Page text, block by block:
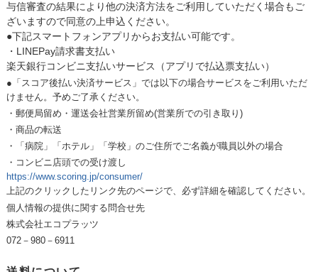
与信審査の結果により他の決済方法をご利用していただく場合もご
ざいますので同意の上申込ください。
●下記スマートフォンアプリからお支払い可能です。
・LINEPay請求書支払い
楽天銀行コンビニ支払いサービス（アプリで払込票支払い）
●「スコア後払い決済サービス」では以下の場合サービスをご利用いただ
けません。予めご了承ください。
・郵便局留め・運送会社営業所留め(営業所での引き取り)
・商品の転送
・「病院」「ホテル」「学校」のご住所でご名義が職員以外の場合
・コンビニ店頭での受け渡し
https://www.scoring.jp/consumer/
上記のクリックしたリンク先のページで、必ず詳細を確認してください。
個人情報の提供に関する問合せ先
株式会社エコプラッツ
072－980－6911